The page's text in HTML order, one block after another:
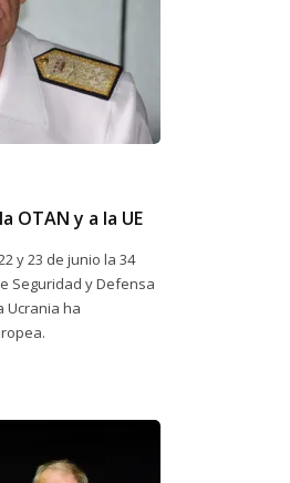
OTAN y a la UE
y 23 de junio la 34
Seguridad y Defensa
Ucrania ha